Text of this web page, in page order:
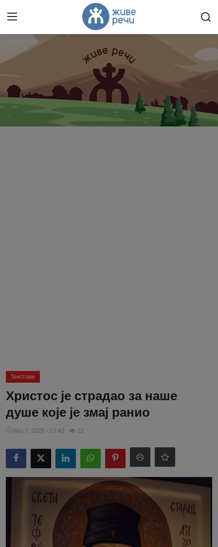
Пријави се Регистрација
Текстови
Христос је страдао за наше
душе које је змај ранио
Мај 7, 2026 - 15:42 22